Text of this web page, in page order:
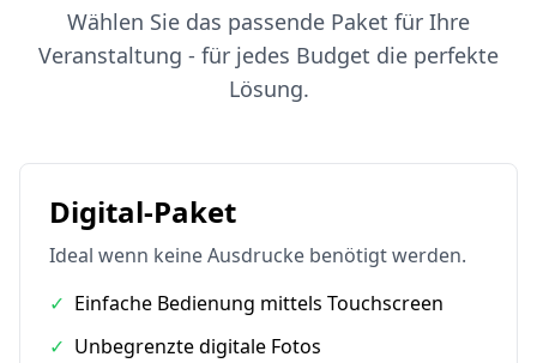
Wählen Sie das passende Paket für Ihre
Veranstaltung - für jedes Budget die perfekte
Lösung.
Digital-Paket
Ideal wenn keine Ausdrucke benötigt werden.
✓ Einfache Bedienung mittels Touchscreen
✓ Unbegrenzte digitale Fotos